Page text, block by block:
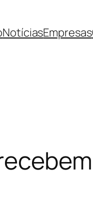
NotíciasEmpresas